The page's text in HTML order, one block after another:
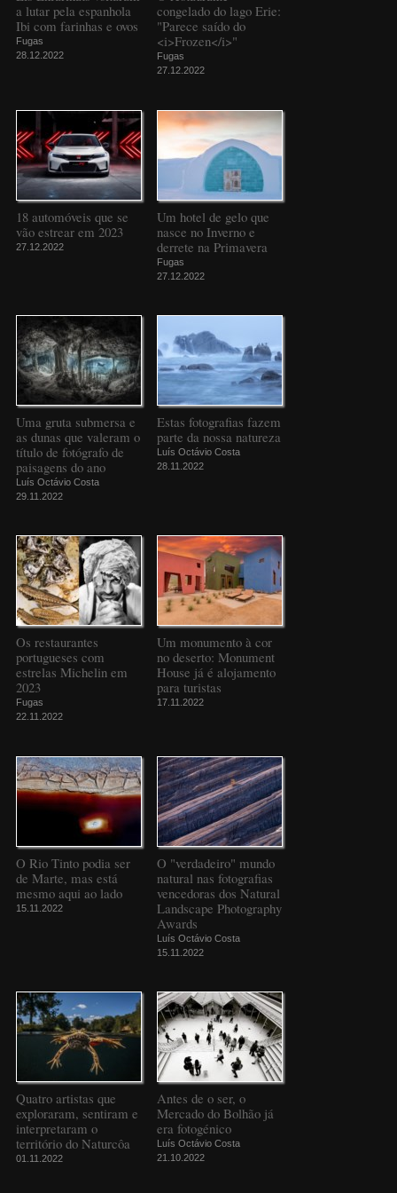
a lutar pela espanhola
Ibi com farinhas e ovos
Fugas
28.12.2022
congelado do lago Erie:
"Parece saído do
<i>Frozen</i>"
Fugas
27.12.2022
18 automóveis que se
vão estrear em 2023
27.12.2022
Um hotel de gelo que
nasce no Inverno e
derrete na Primavera
Fugas
27.12.2022
Uma gruta submersa e
as dunas que valeram o
título de fotógrafo de
paisagens do ano
Luís Octávio Costa
29.11.2022
Estas fotografias fazem
parte da nossa natureza
Luís Octávio Costa
28.11.2022
Os restaurantes
portugueses com
estrelas Michelin em
2023
Fugas
22.11.2022
Um monumento à cor
no deserto: Monument
House já é alojamento
para turistas
17.11.2022
O Rio Tinto podia ser
de Marte, mas está
mesmo aqui ao lado
15.11.2022
O "verdadeiro" mundo
natural nas fotografias
vencedoras dos Natural
Landscape Photography
Awards
Luís Octávio Costa
15.11.2022
Quatro artistas que
exploraram, sentiram e
interpretaram o
território do Naturcôa
01.11.2022
Antes de o ser, o
Mercado do Bolhão já
era fotogénico
Luís Octávio Costa
21.10.2022